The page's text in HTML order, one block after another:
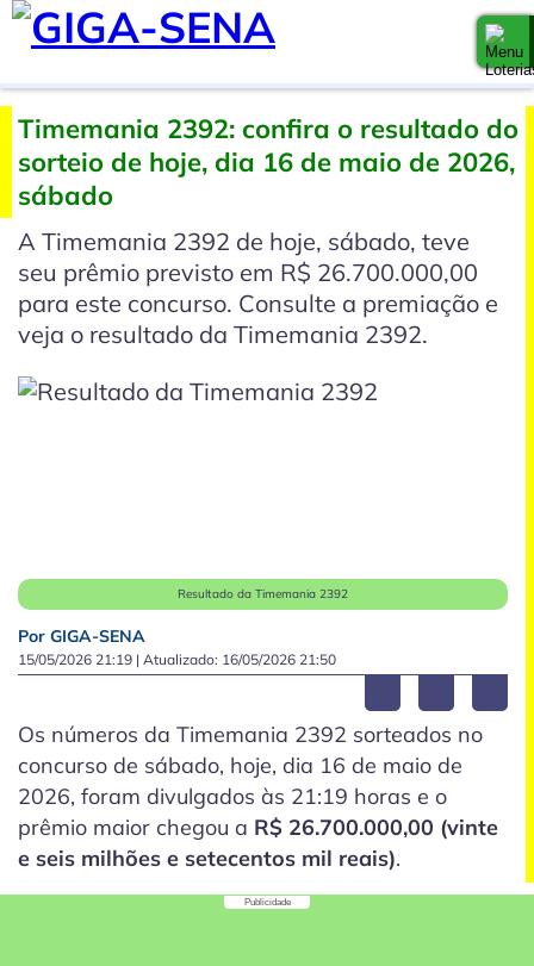
Timemania 2392: confira o resultado do
sorteio de hoje, dia 16 de maio de 2026,
sábado
A Timemania 2392 de hoje, sábado, teve
seu prêmio previsto em R$ 26.700.000,00
para este concurso. Consulte a premiação e
veja o resultado da Timemania 2392.
Resultado da Timemania 2392
Por GIGA-SENA
15/05/2026 21:19 | Atualizado: 16/05/2026 21:50
Os números da Timemania 2392 sorteados no
concurso de sábado, hoje, dia 16 de maio de
2026, foram divulgados às 21:19 horas e o
prêmio maior chegou a R$ 26.700.000,00 (vinte
e seis milhões e setecentos mil reais).
Publicidade